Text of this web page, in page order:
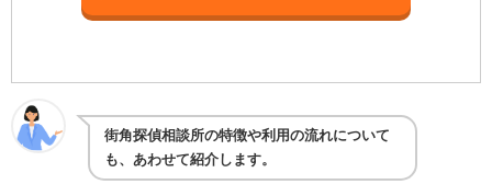
街角探偵相談所の特徴や利用の流れについて
も、あわせて紹介します。